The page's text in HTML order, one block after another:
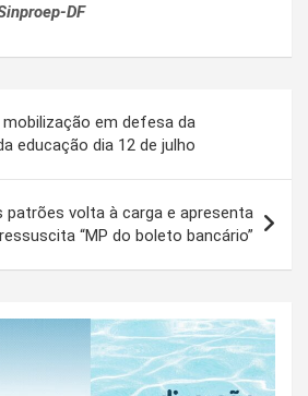
DF
em defesa da
educação dia 12 de julho
patrões volta à carga e apresenta
“MP do boleto bancário”